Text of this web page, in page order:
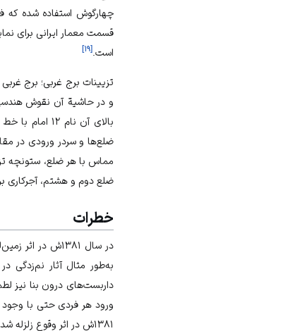
چهارگوش استفاده شده که
قسمت معمار ایرانی برای
است.[۱۹]
تزیینات برج غربی؛ برج
و در حاشیة آن نقوش هندسی
بالای آن نام ۱۲ امام با خط نسخ حکاکی شده است.
ضلع‌ها و سردر ورودی در
مماس با هر ضلع، ستونچه
ضلع دوم و هشتم، آجرکاری
خطرات
در سال ۱۳۸۱ش
به‌طور مثال آثار نم‌زدگی
داربست‌های درون بنا نیز
ورود هر فردی حتی با وجود
۱۳۸۱ش در اثر وقوع زلزله شدید بوئین‌زهرا به این بنا خسارت جدی وارد شد.